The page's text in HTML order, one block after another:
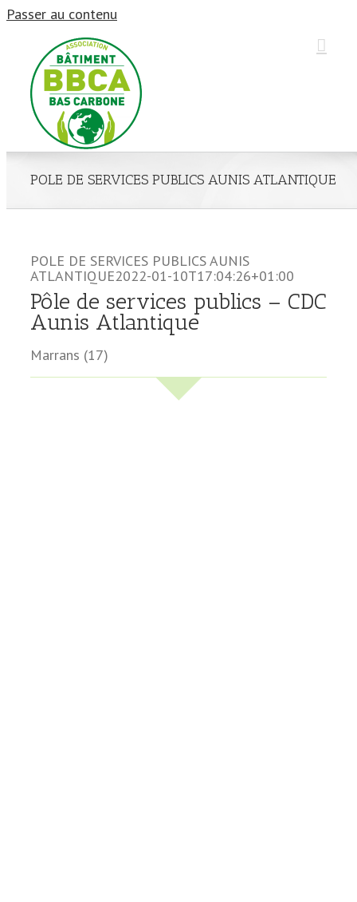
Passer au contenu
POLE DE SERVICES PUBLICS AUNIS ATLANTIQUE
POLE DE SERVICES PUBLICS AUNIS
ATLANTIQUE2022-01-10T17:04:26+01:00
Pôle de services publics – CDC
Aunis Atlantique
Marrans (17)